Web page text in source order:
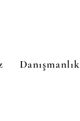
Danışmanlık